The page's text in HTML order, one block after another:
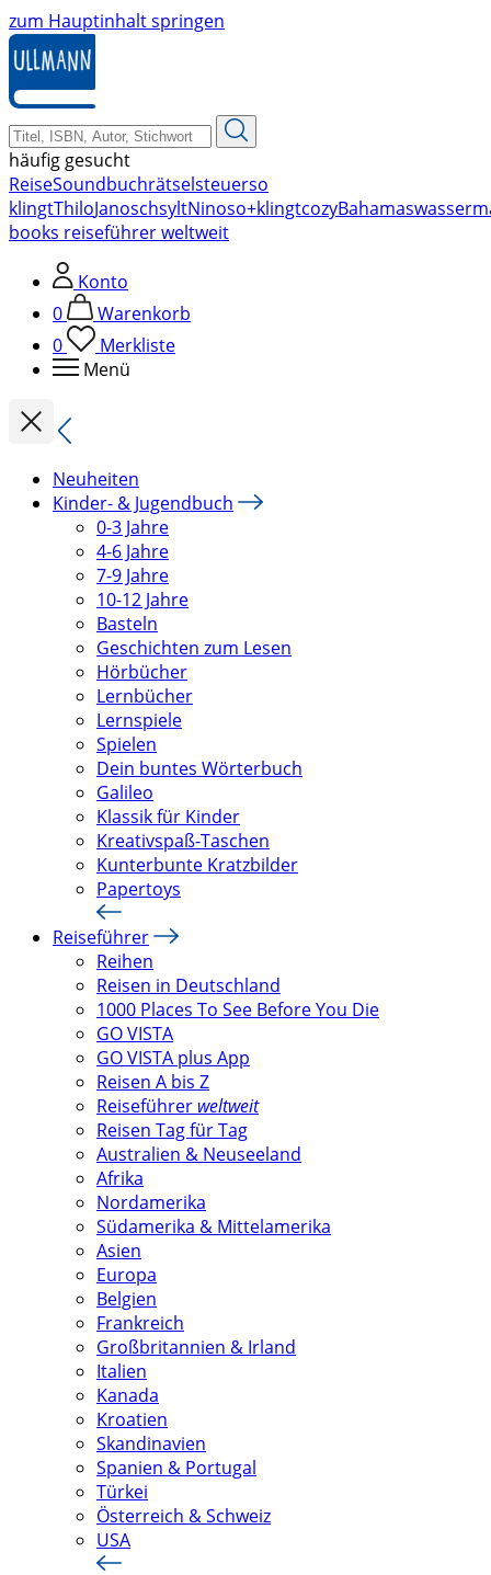
zum Hauptinhalt springen
häufig gesucht
ReiseSoundbuchrätselsteuerso
klingtThiloJanoschsyltNinoso+klingtcozyBahamas
books reiseführer weltweit
Konto
0
Warenkorb
0
Merkliste
Menü
Neuheiten
Kinder- & Jugendbuch
0-3 Jahre
4-6 Jahre
7-9 Jahre
10-12 Jahre
Basteln
Geschichten zum Lesen
Hörbücher
Lernbücher
Lernspiele
Spielen
Dein buntes Wörterbuch
Galileo
Klassik für Kinder
Kreativspaß-Taschen
Kunterbunte Kratzbilder
Papertoys
Reiseführer
Reihen
Reisen in Deutschland
1000 Places To See Before You Die
GO VISTA
GO VISTA plus App
Reisen A bis Z
Reiseführer weltweit
Reisen Tag für Tag
Australien & Neuseeland
Afrika
Nordamerika
Südamerika & Mittelamerika
Asien
Europa
Belgien
Frankreich
Großbritannien & Irland
Italien
Kanada
Kroatien
Skandinavien
Spanien & Portugal
Türkei
Österreich & Schweiz
USA